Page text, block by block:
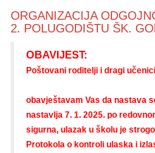
ORGANIZACIJA
2. POLUGODIŠTU ŠK.
OBAVIJEST:
Poštovani roditelji i dragi
obavještavam Vas da nastava
nastavlja 7. 1. 2025. po
sigurna, ulazak u školu je
Protokola o kontroli ulaska i